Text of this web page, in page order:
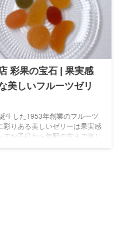
彩果の宝石 | 果実感
美しいフルーツゼリ
生した1953年創業のフルーツ
りある美しいゼリーは果実感
お子様から年配の方まで楽し